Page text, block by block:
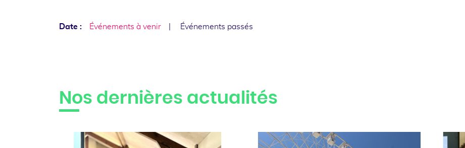
Date : Événements à venir Événements passés
Nos dernières actualités